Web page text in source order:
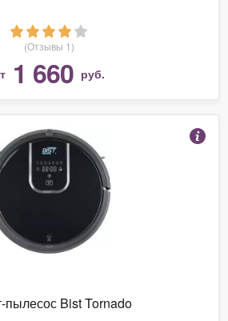
(Отзывы 1)
1 660 руб.
пылесос Bist Tornado